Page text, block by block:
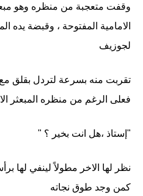
وقفت متعجبة من منظره وهو
الامامية المفتوحة ، وقبضة يده
لجوزيف
تقربت منه بسرعة لتردل بقلق مع
فعلى الرغم من منظره المبعثر
"إستاذ ،هل انت بخير ؟ "
نظر لها الاخر مطولاً لينفي لها
كمن وجد طوق نجاته